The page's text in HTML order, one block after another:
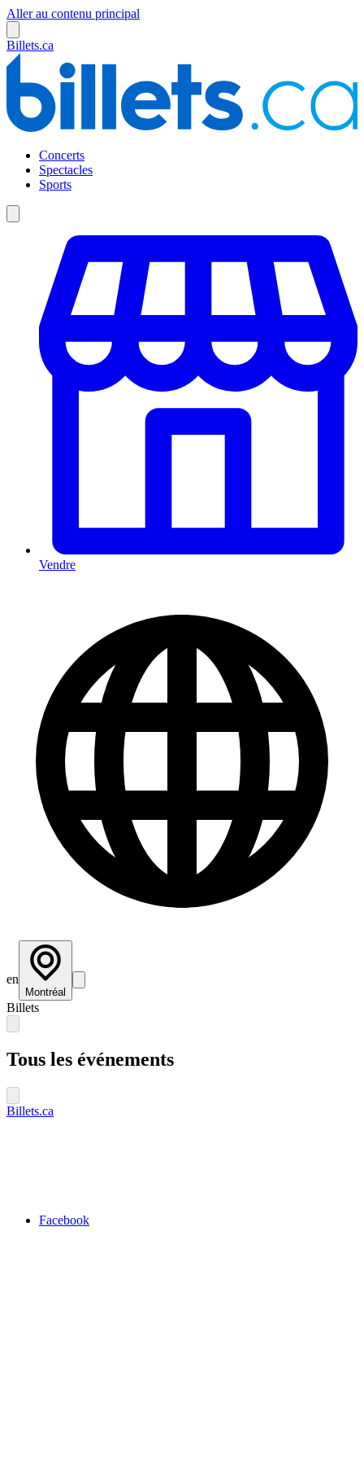
Aller au contenu principal
Billets.ca
Concerts
Spectacles
Sports
Vendre
en
Montréal
Billets
Tous les événements
Billets.ca
Facebook